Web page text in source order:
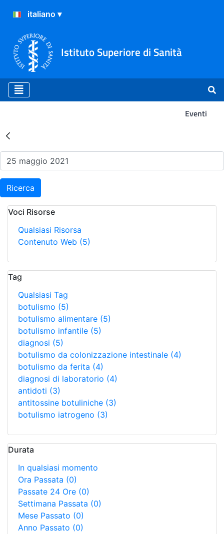
Istituto Superiore di Sanità
Eventi
Risultati della Ricerca -
Ricerca
Voci Risorse
Qualsiasi Risorsa
Contenuto Web (5)
Tag
Qualsiasi Tag
botulismo (5)
botulismo alimentare (5)
botulismo infantile (5)
diagnosi (5)
botulismo da colonizzazione intestinale (4)
botulismo da ferita (4)
diagnosi di laboratorio (4)
antidoti (3)
antitossine botuliniche (3)
botulismo iatrogeno (3)
Durata
In qualsiasi momento
Ora Passata (0)
Passate 24 Ore (0)
Settimana Passata (0)
Mese Passato (0)
Anno Passato (0)